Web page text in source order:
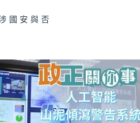
門之選！
上」你試
事 - 官
要
家超、
國安與否